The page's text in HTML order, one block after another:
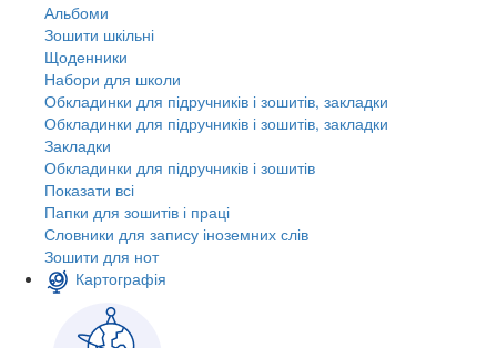
Альбоми
Зошити шкільні
Щоденники
Набори для школи
Обкладинки для підручників і зошитів, закладки
Обкладинки для підручників і зошитів, закладки
Закладки
Обкладинки для підручників і зошитів
Показати всі
Папки для зошитів і праці
Словники для запису іноземних слів
Зошити для нот
Картографія